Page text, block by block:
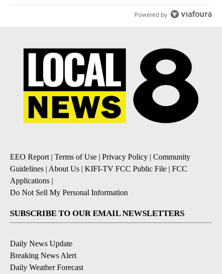
Powered by
EEO Report | Terms of Use | Privacy Policy | Community
Guidelines | About Us | KIFI-TV FCC Public File | FCC
Applications |
Do Not Sell My Personal Information
SUBSCRIBE TO OUR EMAIL NEWSLETTERS
Daily News Update
Breaking News Alert
Daily Weather Forecast